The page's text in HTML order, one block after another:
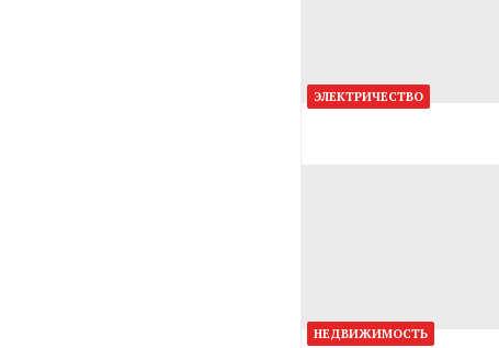
ЭЛЕКТРИЧЕСТВО
НЕДВИЖИМОСТЬ